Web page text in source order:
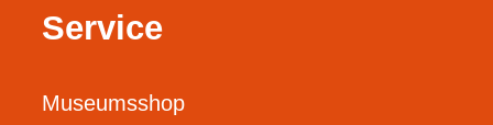
Service
Museumsshop